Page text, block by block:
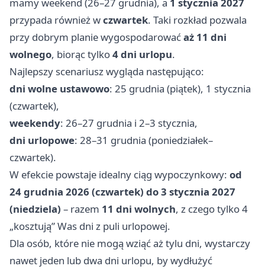
przypada również wczwartek. Taki rozkład pozwala
przy dobrym planie wygospodarowaćaż 11 dni
wolnego, biorąc tylko4 dni urlopu.
Najlepszy scenariusz wygląda następująco:
dni wolne ustawowo: 25 grudnia (piątek), 1 stycznia
(czwartek),
weekendy: 26–27 grudnia i 2–3 stycznia,
dni urlopowe: 28–31 grudnia (poniedziałek–
czwartek).
W efekcie powstaje idealny ciąg wypoczynkowy: od
24 grudnia 2026 (czwartek) do 3 stycznia 2027
(niedziela) – razem 11 dni wolnych, z czego tylko 4
„kosztują” Was dni z puli urlopowej.
Dla osób, które nie mogą wziąć aż tylu dni, wystarczy
nawet jeden lub dwa dni urlopu, by wydłużyć